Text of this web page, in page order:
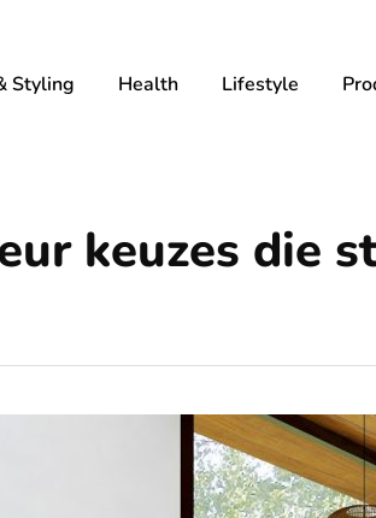
Styling Health Lifestyle
keuzes die